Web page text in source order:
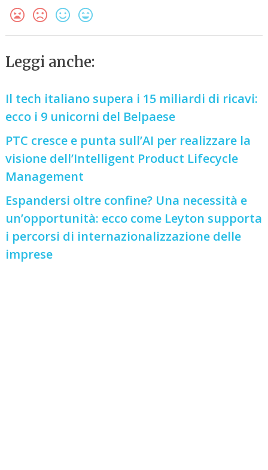
Leggi anche:
Il tech italiano supera i 15 miliardi di ricavi:
ecco i 9 unicorni del Belpaese
PTC cresce e punta sull’AI per realizzare la
visione dell’Intelligent Product Lifecycle
Management
Espandersi oltre confine? Una necessità e
un’opportunità: ecco come Leyton supporta
i percorsi di internazionalizzazione delle
imprese